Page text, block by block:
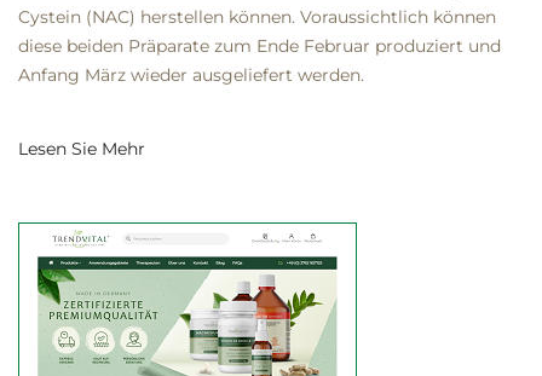
Cystein (NAC) herstellen können. Voraussichtlich können
diese beiden Präparate zum Ende Februar produziert und
Anfang März wieder ausgeliefert werden.
Lesen Sie Mehr